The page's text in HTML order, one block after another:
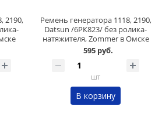
2190,
Ремень генератора 1118, 2190,
Datsun /6РК823/ без ролика-
натяжителя, Zommer в Омске
595 руб.
шт
В корзину